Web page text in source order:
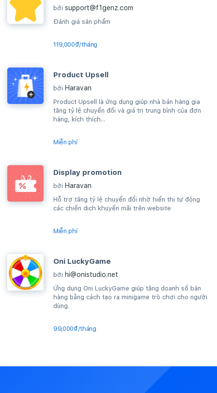
bởi support@f1genz.com
Đánh giá sản phẩm
119,000₫/tháng
Product Upsell
bởi Haravan
Product Upsell là ứng dụng giúp nhà bán hàng gia
tăng tỷ lệ chuyển đổi và giá trị trung bình của đơn
hàng, kích thích...
Miễn phí
Display promotion
bởi Haravan
Hỗ trợ tăng tỷ lệ chuyển đổi nhờ hiển thị tự động
các chiến dịch khuyến mãi trên website
Miễn phí
Oni LuckyGame
bởi hi@onistudio.net
Ứng dụng Oni LuckyGame giúp tăng doanh số bán
hàng bằng cách tạo ra minigame trò chơi cho người
dùng.
99,000₫/tháng